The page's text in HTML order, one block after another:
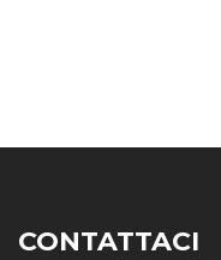
CONTATTACI